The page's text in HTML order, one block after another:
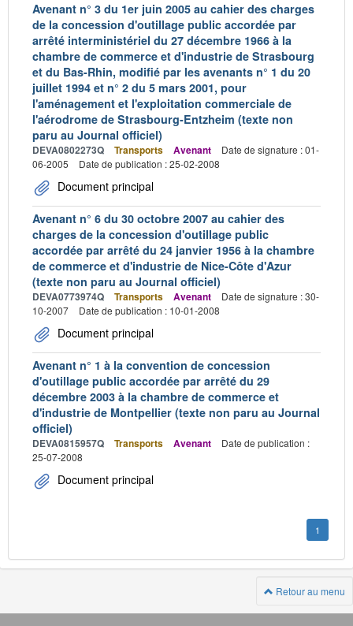
Avenant n° 3 du 1er juin 2005 au cahier des charges
de la concession d'outillage public accordée par
arrêté interministériel du 27 décembre 1966 à la
chambre de commerce et d'industrie de Strasbourg
et du Bas-Rhin, modifié par les avenants n° 1 du 20
juillet 1994 et n° 2 du 5 mars 2001, pour
l'aménagement et l'exploitation commerciale de
l'aérodrome de Strasbourg-Entzheim (texte non
paru au Journal officiel)
DEVA0802273Q Transports Avenant
Date de signature : 01-
06-2005
Date de publication : 25-02-2008
Document principal
Avenant n° 6 du 30 octobre 2007 au cahier des
charges de la concession d'outillage public
accordée par arrêté du 24 janvier 1956 à la chambre
de commerce et d'industrie de Nice-Côte d'Azur
(texte non paru au Journal officiel)
DEVA0773974Q Transports Avenant
Date de signature : 30-
10-2007
Date de publication : 10-01-2008
Document principal
Avenant n° 1 à la convention de concession
d'outillage public accordée par arrêté du 29
décembre 2003 à la chambre de commerce et
d'industrie de Montpellier (texte non paru au Journal
officiel)
DEVA0815957Q Transports Avenant
Date de publication :
25-07-2008
Document principal
1
Retour au menu
Navigation